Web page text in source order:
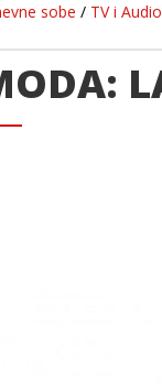
sobe / TV i